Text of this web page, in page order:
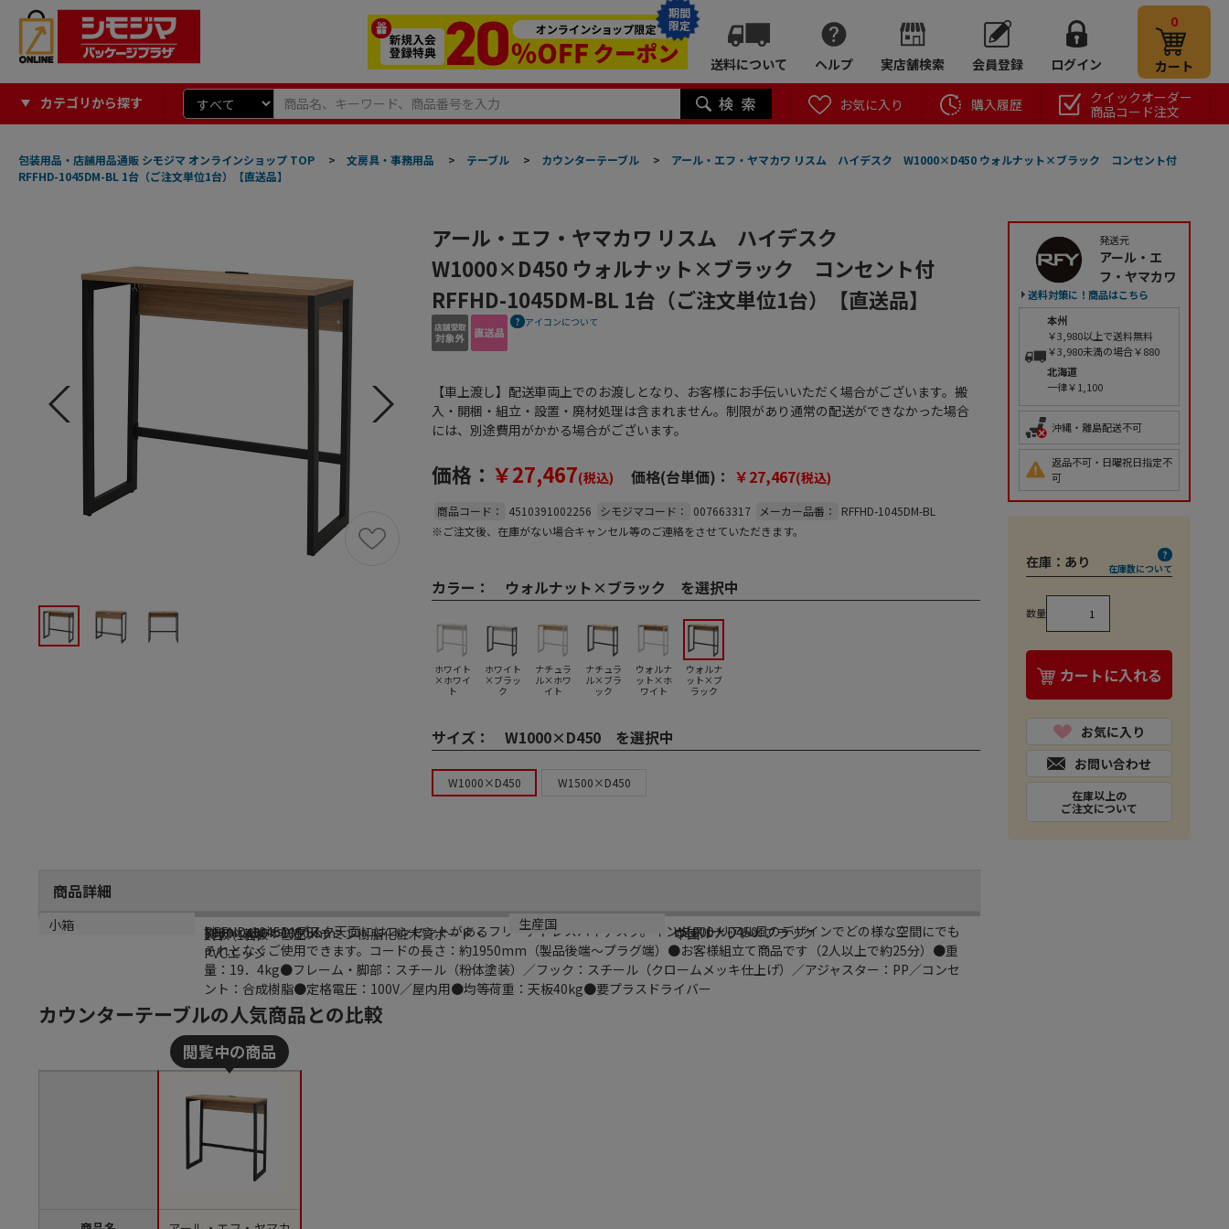
期間
限定
送料について ヘルプ 実店舗検索 会員登録 ログイン
0
カート
カテゴリから探す お気に入り 購入履歴
クイックオーダー
商品コード注文
包装用品・店舗用品通販 シモジマ オンラインショップ TOP > 文房具・事務用品 > テーブル > カウンターテーブル >
アール・エフ・ヤマカワ リスム ハイデスク W1000×D450 ウォルナット×ブラック コンセント付
RFFHD-1045DM-BL 1台（ご注文単位1台）【直送品】
アール・エフ・ヤマカワ リスム ハイデスク
W1000×D450 ウォルナット×ブラック コンセント付
RFFHD-1045DM-BL 1台（ご注文単位1台）【直送品】
アイコンについて
【車上渡し】配送車両上でのお渡しとなり、お客様にお手伝いいただく場合がございます。搬
入・開梱・組立・設置・廃材処理は含まれません。制限があり通常の配送ができなかった場合
には、別途費用がかかる場合がございます。
価格： ￥27,467(税込) 価格(台単価)： ￥27,467(税込)
商品コード： 4510391002256 シモジマコード： 007663317 メーカー品番：
RFFHD-1045DM-BL
※ご注文後、在庫がない場合キャンセル等のご連絡をさせていただきます。
カラー： ウォルナット×ブラック を選択中
ホワイト
×ホワイ
ト
ホワイト
×ブラッ
ク
ナチュラ
ル×ホワ
イト
ナチュラ
ル×ブラ
ック
ウォルナ
ット×ホ
ワイト
ウォルナ
ット×ブ
ラック
サイズ： W1000×D450 を選択中
W1000×D450 W1500×D450
商品詳細
商品説明
Lism series デスク天面にはコンセントがあるフリーアドレスハイデスク。インダストリアル風のデザインでどの様な空間にでも
それとなくご使用できます。コードの長さ：約1950mm（製品後端～プラグ端）●お客様組立て商品です（2人以上で約25分）●重
量：19．4kg●フレーム・脚部：スチール（粉体塗装）／フック：スチール（クロームメッキ仕上げ）／アジャスター：PP／コンセ
ント：合成樹脂●定格電圧：100V／屋内用●均等荷重：天板40kg●要プラスドライバー
メーカー品番
RFFHD-1045DM-BL
規格
W1000×D450
サイズ
1000×450×1050mm
カラー
ウォルナット×ブラック
材質
天板・幕板：低圧メラミン樹脂化粧木質ボード・
PVCエッジ
生産国
中国
小箱
1台（1台）
発送元
アール・エ
フ・ヤマカワ
送料対策に！商品はこちら
本州
￥3,980以上で送料無料
￥3,980未満の場合￥880
北海道
一律￥1,100
沖縄・離島配送不可
返品不可・日曜祝日指定不
可
在庫： あり 在庫数について
数量
カートに入れる
お気に入り
お問い合わせ
在庫以上の
ご注文について
カウンターテーブルの人気商品との比較